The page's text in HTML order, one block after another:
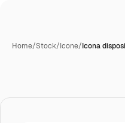
Home/Stock/Icone/Icona